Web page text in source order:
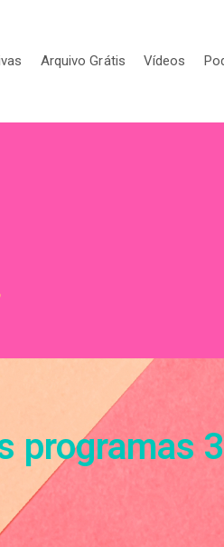
Arquivo Grátis Vídeos
programas